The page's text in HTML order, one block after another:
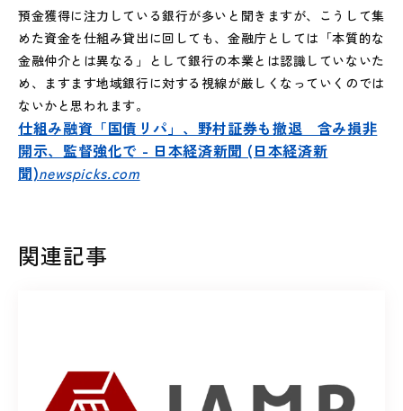
預金獲得に注力している銀行が多いと聞きますが、こうして集
めた資金を仕組み貸出に回しても、金融庁としては「本質的な
金融仲介とは異なる」として銀行の本業とは認識していないた
め、ますます地域銀行に対する視線が厳しくなっていくのでは
ないかと思われます。
仕組み融資「国債リパ」、野村証券も撤退 含み損非
開示、監督強化で - 日本経済新聞 (日本経済新
聞)newspicks.com
関連記事